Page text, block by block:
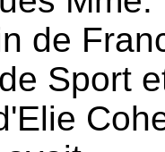
de
Sport